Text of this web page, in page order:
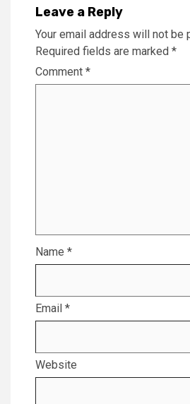
Leave a Reply
Your email address will not be
Required fields are marked *
Comment *
Name *
Email *
Website